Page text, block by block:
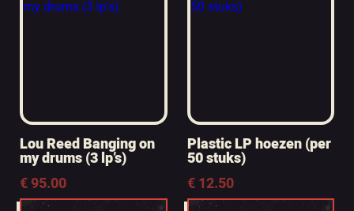
Lou Reed Banging on
my drums (3 lp’s)
€95.00
Plastic LP hoezen (per
50 stuks)
€12.50